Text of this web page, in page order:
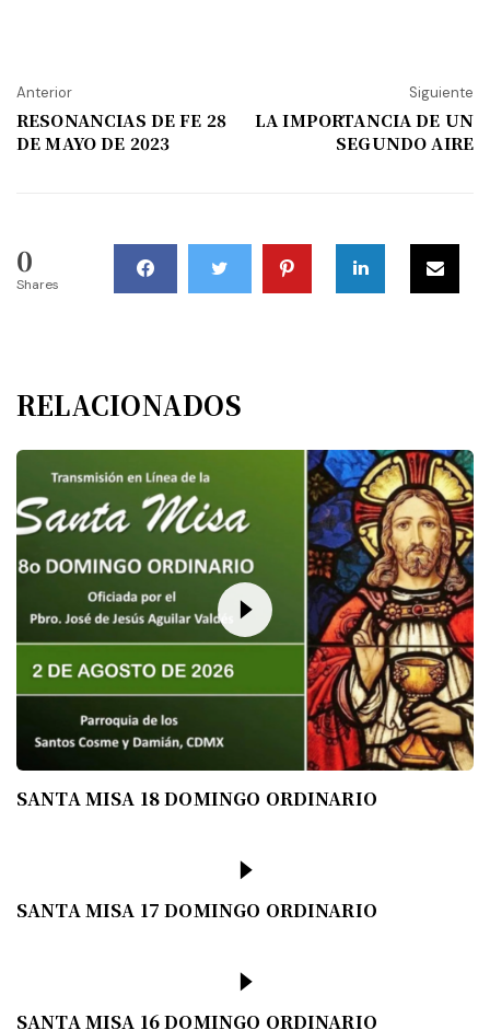
Anterior
RESONANCIAS DE FE 28
DE MAYO DE 2023
Siguiente
LA IMPORTANCIA DE UN
SEGUNDO AIRE
0
Shares
RELACIONADOS
SANTA MISA 18 DOMINGO ORDINARIO
SANTA MISA 17 DOMINGO ORDINARIO
SANTA MISA 16 DOMINGO ORDINARIO